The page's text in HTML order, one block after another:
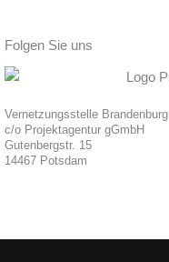
Folgen Sie uns
Vernetzungsstelle Brandenburg
c/o Projektagentur gGmbH
Gutenbergstr. 15
14467 Potsdam